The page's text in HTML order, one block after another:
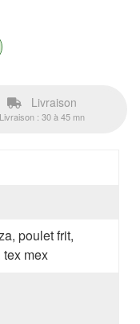
Livraison
Livraison : 30 à 45 mn
poulet frit,
mex